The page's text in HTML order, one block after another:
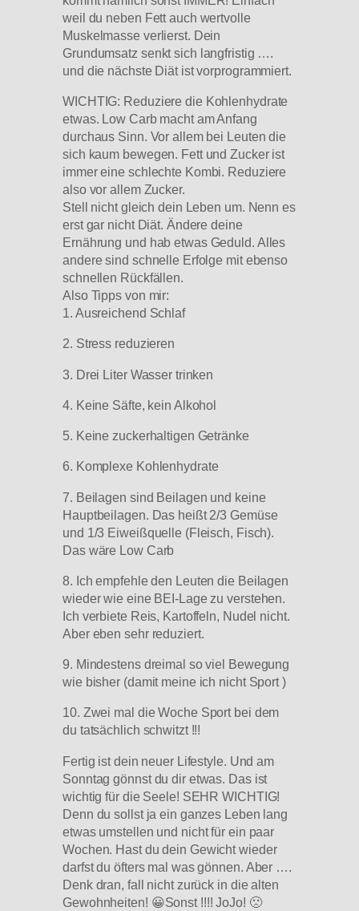
weil du neben Fett auch wertvolle
Muskelmasse verlierst. Dein
Grundumsatz senkt sich langfristig ….
und die nächste Diät ist vorprogrammiert.
WICHTIG: Reduziere die Kohlenhydrate
etwas. Low Carb macht am Anfang
durchaus Sinn. Vor allem bei Leuten die
sich kaum bewegen. Fett und Zucker ist
immer eine schlechte Kombi. Reduziere
also vor allem Zucker.
Stell nicht gleich dein Leben um. Nenn es
erst gar nicht Diät. Ändere deine
Ernährung und hab etwas Geduld. Alles
andere sind schnelle Erfolge mit ebenso
schnellen Rückfällen.
Also Tipps von mir:
1. Ausreichend Schlaf
2. Stress reduzieren
3. Drei Liter Wasser trinken
4. Keine Säfte, kein Alkohol
5. Keine zuckerhaltigen Getränke
6. Komplexe Kohlenhydrate
7. Beilagen sind Beilagen und keine
Hauptbeilagen. Das heißt 2/3 Gemüse
und 1/3 Eiweißquelle (Fleisch, Fisch).
Das wäre Low Carb
8. Ich empfehle den Leuten die Beilagen
wieder wie eine BEI-Lage zu verstehen.
Ich verbiete Reis, Kartoffeln, Nudel nicht.
Aber eben sehr reduziert.
9. Mindestens dreimal so viel Bewegung
wie bisher (damit meine ich nicht Sport )
10. Zwei mal die Woche Sport bei dem
du tatsächlich schwitzt !!!
Fertig ist dein neuer Lifestyle. Und am
Sonntag gönnst du dir etwas. Das ist
wichtig für die Seele! SEHR WICHTIG!
Denn du sollst ja ein ganzes Leben lang
etwas umstellen und nicht für ein paar
Wochen. Hast du dein Gewicht wieder
darfst du öfters mal was gönnen. Aber ….
Denk dran, fall nicht zurück in die alten
Gewohnheiten! 😀Sonst !!!! JoJo! 🙁